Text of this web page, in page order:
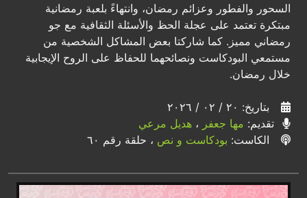
السحور والفطور وعزائم رمضان، وانتهاءً بلعبة رمضانية
مبتكرة تعتمد على عجلة الحظ والأسئلة الثقافية مع جو
رمضاني مميز. كما شاركتا بعض المشاكل الشخصية من
مستمعي البودكاست ونصائحهما للحفاظ على الروح الإيجابية
خلال رمضان.
بتاريخ: ٢٠ / ٠٢ / ٢٠٢٦
تقديم: مها جعفر ، هديل مرعي
الكاست: بودكاست و نص ، حلقة رقم ٦٠